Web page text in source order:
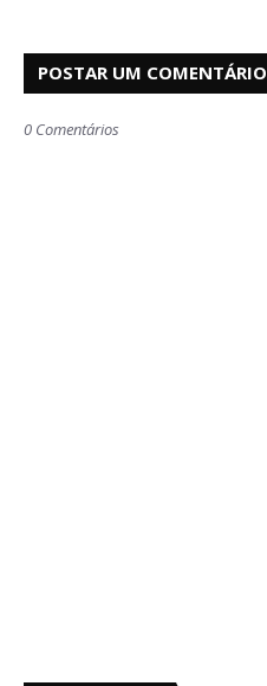
POSTAR UM COMENTÁRIO
0 Comentários